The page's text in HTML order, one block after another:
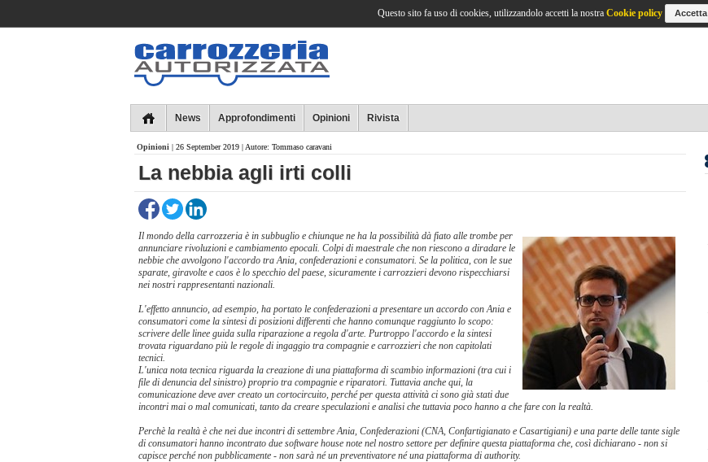
News Approfondimenti Opinioni Rivista
Opinioni | 26 September 2019 | Autore: Tommaso caravani
​La nebbia agli irti colli
Il mondo della carrozzeria è in subbuglio e chiunque ne ha la possibilità dà fiato alle trombe per
annunciare rivoluzioni e cambiamento epocali. Colpi di maestrale che non riescono a diradare le
nebbie che avvolgono l'accordo tra Ania, confederazioni e consumatori. Se la politica, con le sue
sparate, giravolte e caos è lo specchio del paese, sicuramente i carrozzieri devono rispecchiarsi
nei nostri rappresentanti nazionali.
L'effetto annuncio, ad esempio, ha portato le confederazioni a presentare un accordo con Ania e
consumatori come la sintesi di posizioni differenti che hanno comunque raggiunto lo scopo:
scrivere delle linee guida sulla riparazione a regola d'arte. Purtroppo l'accordo e la sintesi
trovata riguardano più le regole di ingaggio tra compagnie e carrozzieri che non capitolati
tecnici.
L'unica nota tecnica riguarda la creazione di una piattaforma di scambio informazioni (tra cui i
file di denuncia del sinistro) proprio tra compagnie e riparatori. Tuttavia anche qui, la
comunicazione deve aver creato un cortocircuito, perché per questa attività ci sono già stati due
incontri mai o mal comunicati, tanto da creare speculazioni e analisi che tuttavia poco hanno a che fare con la realtà.
Perchè la realtà è che nei due incontri di settembre Ania, Confederazioni (CNA, Confartigianato e Casartigiani) e una parte delle tante sigle
di consumatori hanno incontrato due software house note nel nostro settore per definire questa piattaforma che, così dichiarano - non si
capisce perché non pubblicamente - non sarà né un preventivatore né una piattaforma di authority.
Questo sito fa uso di cookies, utilizzandolo accetti la nostra Cookie policy Accetta